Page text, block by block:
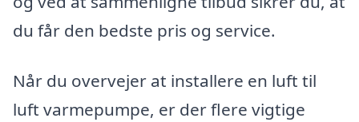
du får den bedste pris og service.
Når du overvejer at installere en luft til
luft varmepumpe, er der flere vigtige